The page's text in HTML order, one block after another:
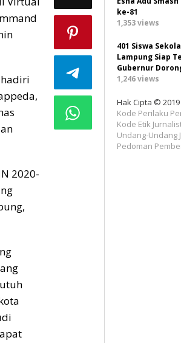
2020-
ke-81
1,353 views
401 Siswa
Lampung Siap
Gubernur
1,246 views
Hak Cipta ©
Kode Perilaku
Kode Etik
Undang-Undang
Pedoman